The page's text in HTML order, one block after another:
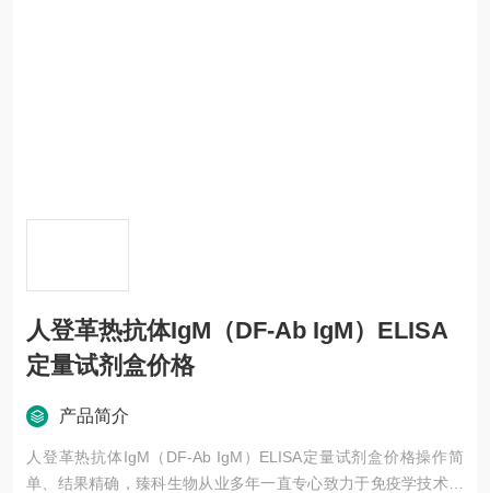
人登革热抗体IgM（DF-Ab IgM）ELISA
定量试剂盒价格
产品简介
人登革热抗体IgM（DF-Ab IgM）ELISA定量试剂盒价格操作简
单、结果精确，臻科生物从业多年一直专心致力于免疫学技术的